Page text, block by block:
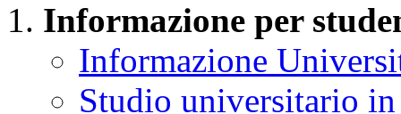
Informazione per
Informazione
Studio universitario